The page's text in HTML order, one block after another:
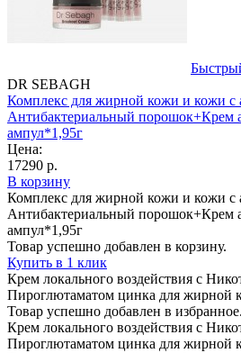
DR SEBAGH
Комплекс для жирной кожи и кожи с
Антибактериальный порошок+Крем
ампул*1,95г
Цена:
17290 р.
В корзину
Комплекс для жирной кожи и кожи с
Антибактериальный порошок+Крем
ампул*1,95г
Товар успешно добавлен в корзину.
Купить в 1 клик
Крем локального воздействия с
Пироглютаматом цинка для жирной
Товар успешно добавлен в избранное.
Крем локального воздействия с
Пироглютаматом цинка для жирной